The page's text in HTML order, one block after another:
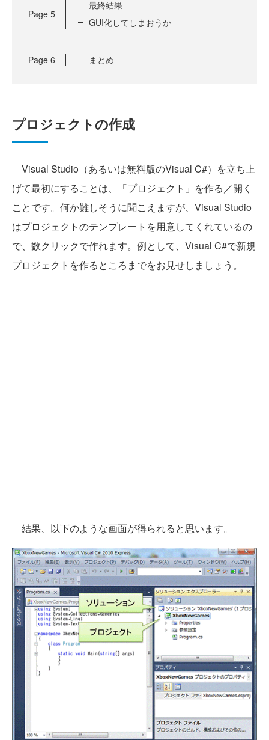
Page 5
最終結果
GUI化してしまおうか
Page 6 まとめ
プロジェクトの作成
Visual Studio（あるいは無料版のVisual C#）を立ち上
げて最初にすることは、「プロジェクト」を作る／開く
ことです。何か難しそうに聞こえますが、Visual Studio
はプロジェクトのテンプレートを用意してくれているの
で、数クリックで作れます。例として、Visual C#で新規
プロジェクトを作るところまでをお見せしましょう。
結果、以下のような画面が得られると思います。